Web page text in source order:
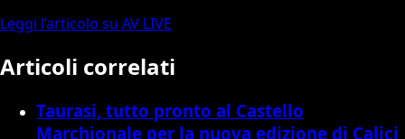
Leggi l’articolo su AV LIVE
Articoli correlati
Taurasi, tutto pronto al Castello
Marchionale per la nuova edizione di Calici